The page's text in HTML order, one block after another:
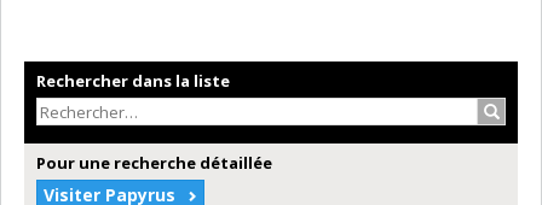
Rechercher dans la liste
Pour une recherche détaillée
Visiter Papyrus